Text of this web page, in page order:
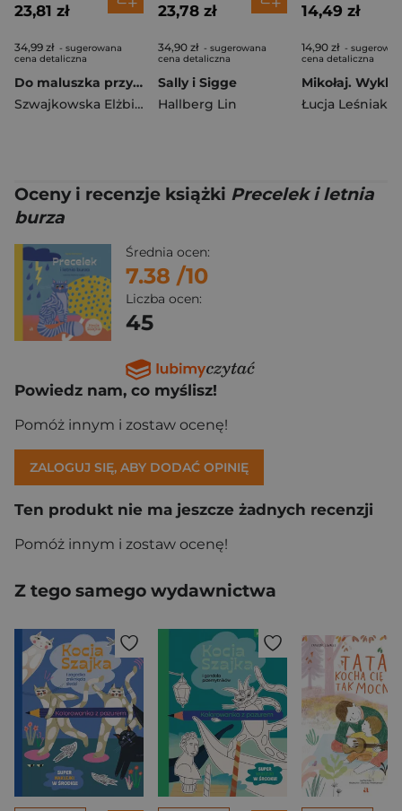
23,81 zł
34,99 zł - sugerowana
cena detaliczna
Do maluszka przyszły mrówki. Wierszyki do zabaw od rana do nocy
Szwajkowska Elżbieta
,Szwajkowski Witold
23,78 zł
34,90 zł - sugerowana
cena detaliczna
Sally i Sigge
Hallberg Lin
14,49 zł
14,90 zł -
cena detaliczna
Mikołaj.
Łucja Leśniak
Oceny i recenzje książki Precelek i letnia
burza
Średnia ocen:
7.38 /10
Liczba ocen:
45
Powiedz nam, co myślisz!
Pomóż innym i zostaw ocenę!
ZALOGUJ SIĘ, ABY DODAĆ OPINIĘ
Ten produkt nie ma jeszcze żadnych recenzji
Pomóż innym i zostaw ocenę!
Z tego samego wydawnictwa